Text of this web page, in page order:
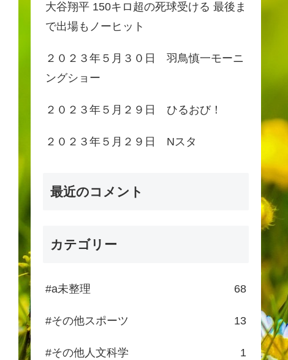
大谷翔平 150キロ超の死球受ける 最後ま
で出場もノーヒット
２０２３年５月３０日 羽鳥慎一モーニ
ングショー
２０２３年５月２９日 ひるおび！
２０２３年５月２９日 Nスタ
最近のコメント
カテゴリー
#a未整理 68
#その他スポーツ 13
#その他人文科学 1